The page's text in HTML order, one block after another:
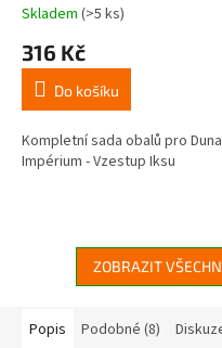
Skladem (>5 ks)
316 Kč
Do košíku
Kompletní sada obalů pro
Impérium - Vzestup Iksu
ZOBRAZIT
Popis Podobné (8)